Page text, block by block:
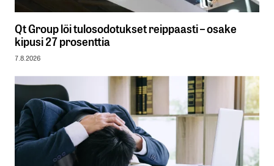
Qt Group löi tulosodotukset reippaasti – osake
kipusi 27 prosenttia
7.8.2026